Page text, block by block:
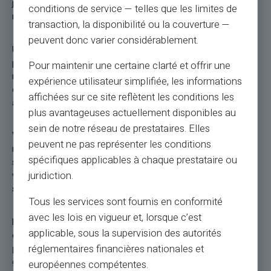
justificatives, comme une preuve d’identité et une preuve de
résidence.
Une fois que vous avez votre
pouvez la recharger par virement ou en espèces chez l’un des
nombreux partenaires de l’entreprise. Elle est alors prête à
être utilisée pour le retrait d’argent aux distributeurs
automatiques ou pour le paiement en ligne et en magasin.
Vous pouvez également recharger votre carte depuis
n’importe quelle agence bancaire ou bureau de poste.
suffit de communiquer les coordonnées bancaires (RIB) de
votre carte prépayée VERITAS Mastercard® pour réaliser un
simple virement.
Dès que votre carte est activée, vous obtenez les
coordonnées bancaires correspondant à votre carte
prépayée VERITAS Mastercard®(RIB, code banque, code
guichet etc...), tout comme pour un compte bancaire
conditions de service — telles que les limites de
transaction, la disponibilité ou la couverture —
peuvent donc varier considérablement.
Pour maintenir une certaine clarté et offrir une
expérience utilisateur simplifiée, les informations
affichées sur ce site reflètent les conditions les
plus avantageuses actuellement disponibles au
sein de notre réseau de prestataires. Elles
peuvent ne pas représenter les conditions
spécifiques applicables à chaque prestataire ou
juridiction.
Tous les services sont fournis en conformité
avec les lois en vigueur et, lorsque c’est
applicable, sous la supervision des autorités
réglementaires financières nationales et
européennes compétentes.